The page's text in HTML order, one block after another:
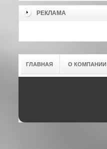
РЕКЛАМА
ГЛАВНАЯ О КОМПАНИИ